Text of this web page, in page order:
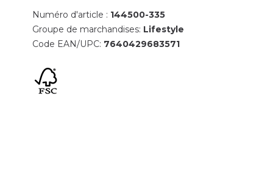
Numéro d'article : 144500-335
Groupe de marchandises: Lifestyle
Code EAN/UPC: 7640429683571